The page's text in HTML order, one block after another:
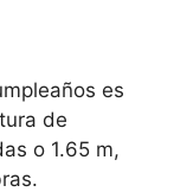
es
de
o 1.65 m,